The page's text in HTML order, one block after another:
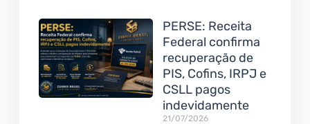
PERSE: Receita
Federal confirma
recuperação de
PIS, Cofins, IRPJ e
CSLL pagos
indevidamente
21/07/2026